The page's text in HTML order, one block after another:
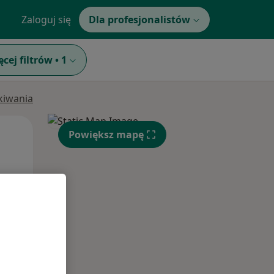
Zaloguj się Dla profesjonalistów
filtrów • 1
Wt, Śr,
Powiększ mapę